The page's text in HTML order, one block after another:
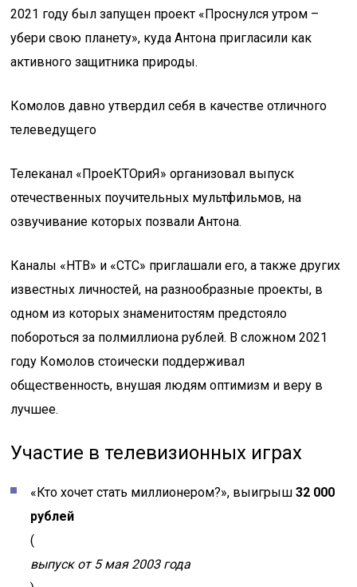
2021 году был запущен проект «Проснулся утром –
убери свою планету», куда Антона пригласили как
активного защитника природы.
Комолов давно утвердил себя в качестве отличного
телеведущего
Телеканал «ПроеКТОриЯ» организовал выпуск
отечественных поучительных мультфильмов, на
озвучивание которых позвали Антона.
Каналы «НТВ» и «СТС» приглашали его, а также других
известных личностей, на разнообразные проекты, в
одном из которых знаменитостям предстояло
побороться за полмиллиона рублей. В сложном 2021
году Комолов стоически поддерживал
общественность, внушая людям оптимизм и веру в
лучшее.
Участие в телевизионных играх
«Кто хочет стать миллионером?», выигрыш32 000
рублей
(
выпуск от 5 мая 2003 года